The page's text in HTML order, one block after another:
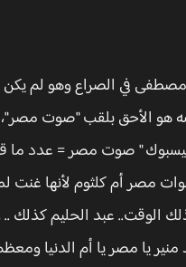
في الصراع وهو لم يكن
الأحق بلقب "صوت مصر"،
" صوت مصر = عدد ما
مصر أم كلثوم لأنها غنت
عبد الحليم كذلك ..
يا مصر يا أم الدنيا ومعظم